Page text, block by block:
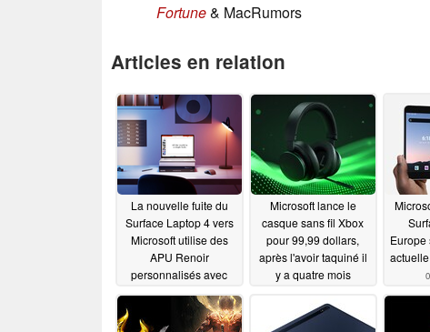
Fortune& MacRumors
Articles en relation
La nouvelle fuite du
Surface Laptop 4 vers
Microsoft utilise des
APU Renoir
personnalisés avec
02/24/2021
Microsoft lance le
casque sans fil Xbox
pour 99,99 dollars,
après l'avoir taquiné il
y a quatre mois
Europe